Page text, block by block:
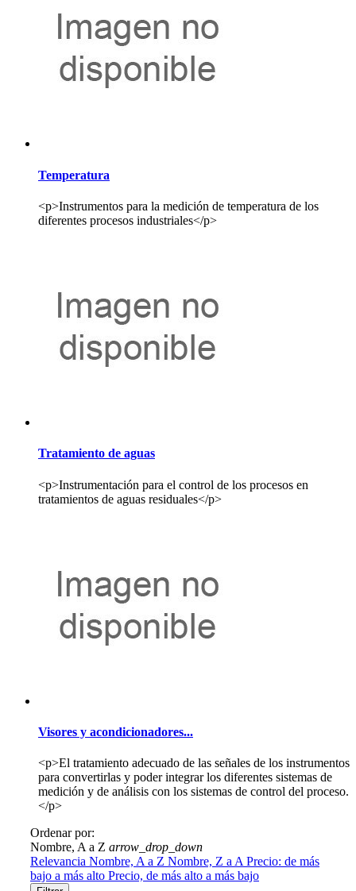
Temperatura
<p>Instrumentos para la medición de temperatura de los
diferentes procesos industriales</p>
Tratamiento de aguas
<p>Instrumentación para el control de los procesos en
tratamientos de aguas residuales</p>
Visores y acondicionadores...
<p>El tratamiento adecuado de las señales de los instrumentos
para convertirlas y poder integrar los diferentes sistemas de
medición y de análisis con los sistemas de control del proceso.
</p>
Ordenar por:
Nombre, A a Z arrow_drop_down
Relevancia Nombre, A a Z Nombre, Z a A Precio: de más
bajo a más alto Precio, de más alto a más bajo